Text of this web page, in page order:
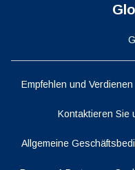
Empfehlen und Verdienen
Kontaktieren Sie
Allgemeine